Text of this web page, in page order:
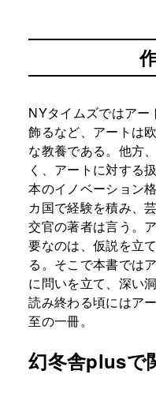
NYタイムズではアー
飾るなど、アートは
な教養である。他方
く、アートに対する
本のイノベーション
カ国で経験を積み、
交官の著者は言う。
要なのは、仮説を立
る。そこで本書では
に問いを立て、深い
読み終わる頃にはア
至の一冊。
幻冬舎plusで